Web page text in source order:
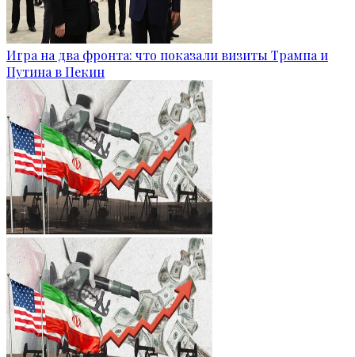
Игра на два фронта: что показали визиты Трампа и
Путина в Пекин